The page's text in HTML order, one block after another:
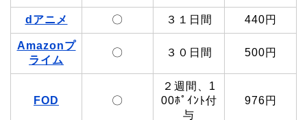
dアニメ 〇 ３１日間 440円
Amazonプ
ライム
〇 ３０日間 500円
FOD 〇
２週間、1
00ﾎﾟｲﾝﾄ付
与
976円